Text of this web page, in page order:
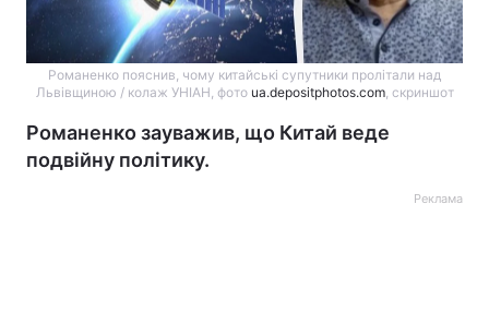
Романенко пояснив, чому китайські супутники пролітали над
Львівщиною / колаж УНІАН, фото ua.depositphotos.com, скриншот
Романенко зауважив, що Китай веде
подвійну політику.
Реклама